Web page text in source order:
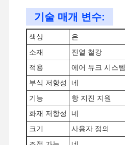
홈
기술 매개 변수:
색상
은
소재
진열 철강
적용
에어 듀크 시스템
부식 저항성
네
기능
항 지진 지원
화재 저항성
네
크기
사용자 정의